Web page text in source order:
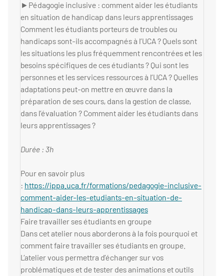
►Pédagogie inclusive : comment aider les étudiants
en situation de handicap dans leurs apprentissages
Comment les étudiants porteurs de troubles ou
handicaps sont-ils accompagnés à l’UCA ? Quels sont
les situations les plus fréquemment rencontrées et les
besoins spécifiques de ces étudiants ? Qui sont les
personnes et les services ressources à l’UCA ? Quelles
adaptations peut-on mettre en œuvre dans la
préparation de ses cours, dans la gestion de classe,
dans l’évaluation ? Comment aider les étudiants dans
leurs apprentissages ?
Durée : 3h
Pour en savoir plus
: https://ippa.uca.fr/formations/pedagogie-inclusive-
comment-aider-les-etudiants-en-situation-de-
handicap-dans-leurs-apprentissages
Faire travailler ses étudiants en groupe
Dans cet atelier nous aborderons à la fois pourquoi et
comment faire travailler ses étudiants en groupe.
L’atelier vous permettra d’échanger sur vos
problématiques et de tester des animations et outils